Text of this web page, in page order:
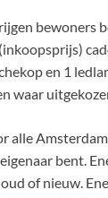
bewoners
en 1
waar
alle
bent.
of nieuw.